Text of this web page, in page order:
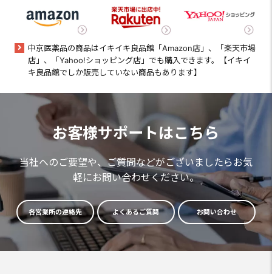
中京医薬品の商品はイキイキ良品館「Amazon店」、「楽天市場
店」、「Yahoo!ショッピング店」でも購入できます。【イキイ
キ良品館でしか販売していない商品もあります】
お客様サポートはこちら
当社へのご要望や、ご質問などがございましたらお気
軽にお問い合わせください。
各営業所の連絡先 よくあるご質問 お問い合わせ